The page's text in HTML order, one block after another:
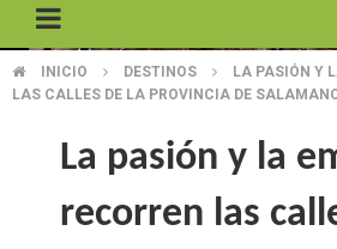
SOBRESCRIBIR
AYUDA
INICIO DESTINOS
LA PASIÓN Y
LAS CALLES DE LA PROVINCIA DE
La pasión y la
recorren las